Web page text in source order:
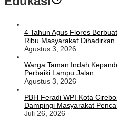
4 Tahun Agus Flores
Ribu Masyarakat Dihadirkan
Agustus 3, 2026
Warga Taman Indah
Perbaiki Lampu Jalan
Agustus 3, 2026
PBH Feradi WPI Kota
Dampingi Masyarakat
Juli 26, 2026